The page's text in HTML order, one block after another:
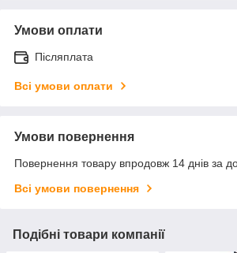
Умови оплати
Післяплата
Всі умови оплати
Умови повернення
Повернення товару впродовж 14 днів за
Всі умови повернення
Подібні товари компанії